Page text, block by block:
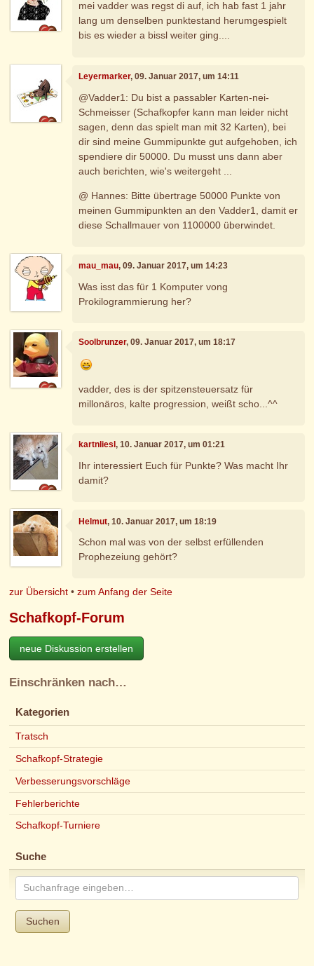
mei vadder was regst di auf, ich hab fast 1 jahr
lang um denselben punktestand herumgespielt
bis es wieder a bissl weiter ging....
Leyermarker, 09. Januar 2017, um 14:11
@Vadder1: Du bist a passabler Karten-nei-
Schmeisser (Schafkopfer kann man leider nicht
sagen, denn das spielt man mit 32 Karten), bei
dir sind meine Gummipunkte gut aufgehoben, ich
spendiere dir 50000. Du musst uns dann aber
auch berichten, wie's weitergeht ...
@ Hannes: Bitte übertrage 50000 Punkte von
meinen Gummipunkten an den Vadder1, damit er
diese Schallmauer von 1100000 überwindet.
mau_mau, 09. Januar 2017, um 14:23
Was isst das für 1 Komputer vong
Prokilogrammierung her?
Soolbrunzer, 09. Januar 2017, um 18:17
vadder, des is der spitzensteuersatz für
millonäros, kalte progression, weißt scho...^^
kartnliesl, 10. Januar 2017, um 01:21
Ihr interessiert Euch für Punkte? Was macht Ihr
damit?
Helmut, 10. Januar 2017, um 18:19
Schon mal was von der selbst erfüllenden
Prophezeiung gehört?
zur Übersicht •zum Anfang der Seite
Schafkopf-Forum
neue Diskussion erstellen
Einschränken nach…
Kategorien
Tratsch
Schafkopf-Strategie
Verbesserungsvorschläge
Fehlerberichte
Schafkopf-Turniere
Suche
Suchen